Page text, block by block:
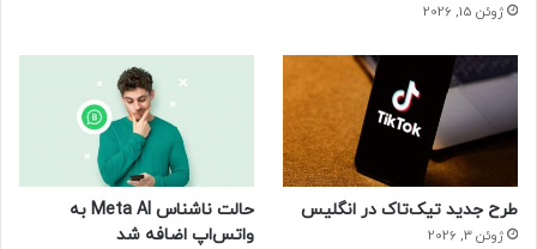
ژوئن 15, 2026
طرح جدید تیک‌تاک در انگلیس
ژوئن 3, 2026
حالت ناشناس Meta AI به
واتس‌اپ اضافه شد